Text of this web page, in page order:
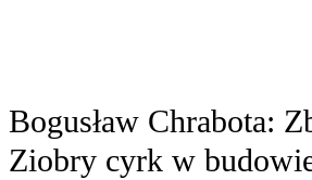
Bogusław Chrabota:
Ziobry cyrk w